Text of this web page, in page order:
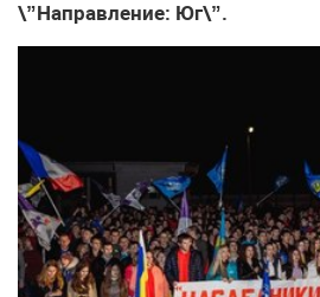
\”Направление: Юг\”.